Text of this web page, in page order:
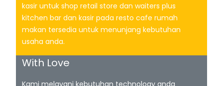
kasir untuk shop retail store dan waiters plus
kitchen bar dan kasir pada resto cafe rumah
makan tersedia untuk menunjang kebutuhan
usaha anda.
With Love
Kami melayani kebutuhan technology anda